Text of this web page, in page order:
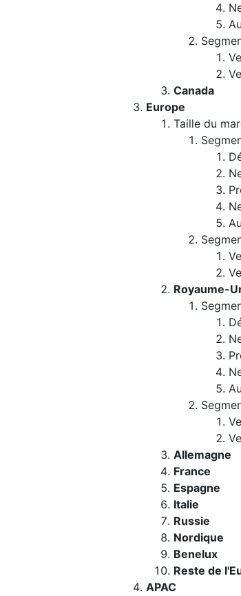
Canada
Europe
Taille du
Royaume-
Allemagne
France
Espagne
Italie
Russie
Nordique
Benelux
Reste de
APAC